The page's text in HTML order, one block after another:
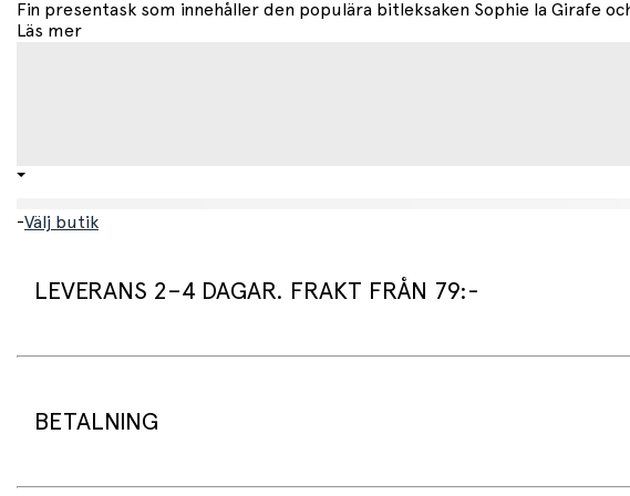
Fin presentask som innehåller den populära bitleksaken Sophie la Girafe
Läs mer
-Välj butik
LEVERANS 2–4 DAGAR. FRAKT FRÅN 79:-
Standard leveranstid för varor som finns i lager är 2–4 dagar.
BETALNING